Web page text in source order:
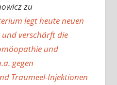
zu
legt heute neuen
verschärft die
und
gegen
Traumeel-Injektionen